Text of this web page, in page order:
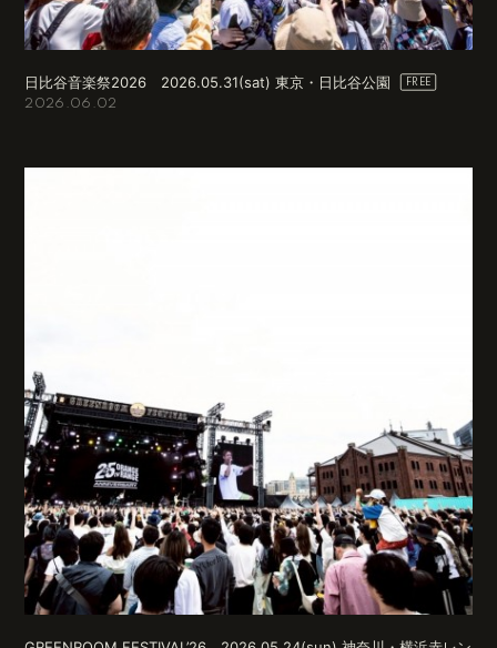
日比谷音楽祭2026 2026.05.31(sat) 東京・日比谷公園
2026.06.02